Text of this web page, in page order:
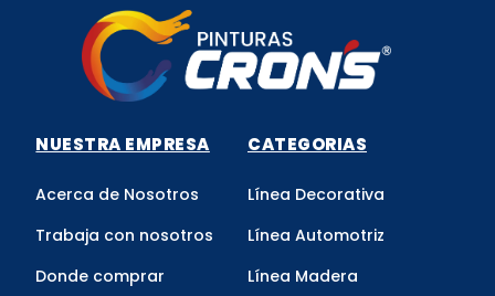
NUESTRA EMPRESA
Acerca de Nosotros
Trabaja con nosotros
Donde comprar
CATEGORIAS
Línea Decorativa
Línea Automotriz
Línea Madera